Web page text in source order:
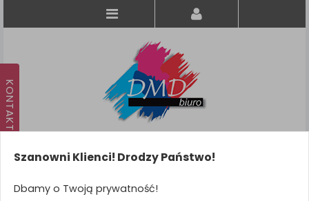
Szanowni Klienci! Drodzy Państwo!
Dbamy o Twoją prywatność!